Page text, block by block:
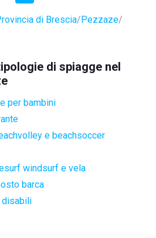
di Brescia Pezzaze
di spiagge nel
per bambini
e beachsoccer
windsurf e vela
barca
disabili